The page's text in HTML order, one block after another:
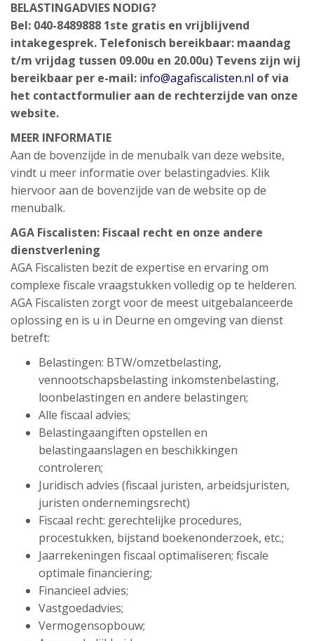
BELASTINGADVIES NODIG?
Bel: 040-8489888 1ste gratis en vrijblijvend
intakegesprek. Telefonisch bereikbaar: maandag
t/m vrijdag tussen 09.00u en 20.00u) Tevens zijn wij
bereikbaar per e-mail: info@agafiscalisten.nl of via
het contactformulier aan de rechterzijde van onze
website.
MEER INFORMATIE
Aan de bovenzijde in de menubalk van deze website,
vindt u meer informatie over belastingadvies. Klik
hiervoor aan de bovenzijde van de website op de
menubalk.
AGA Fiscalisten: Fiscaal recht en onze andere
dienstverlening
AGA Fiscalisten bezit de expertise en ervaring om
complexe fiscale vraagstukken volledig op te helderen.
AGA Fiscalisten zorgt voor de meest uitgebalanceerde
oplossing en is u in Deurne en omgeving van dienst
betreft:
Belastingen: BTW/omzetbelasting,
vennootschapsbelasting inkomstenbelasting,
loonbelastingen en andere belastingen;
Alle fiscaal advies;
Belastingaangiften opstellen en
belastingaanslagen en beschikkingen
controleren;
Juridisch advies (fiscaal juristen, arbeidsjuristen,
juristen ondernemingsrecht)
Fiscaal recht: gerechtelijke procedures,
procestukken, bijstand boekenonderzoek, etc.;
Jaarrekeningen fiscaal optimaliseren; fiscale
optimale financiering;
Financieel advies;
Vastgoedadvies;
Vermogensopbouw;